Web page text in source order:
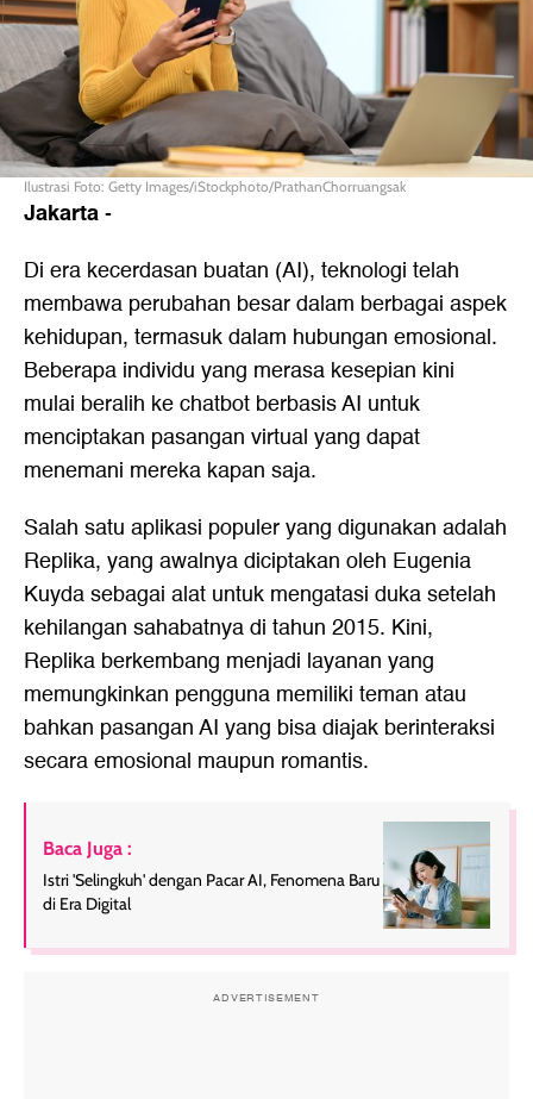
Ilustrasi Foto: Getty Images/iStockphoto/PrathanChorruangsak
Jakarta-
Di era kecerdasan buatan (AI), teknologi telah
membawa perubahan besar dalam berbagai aspek
kehidupan, termasuk dalam hubungan emosional.
Beberapa individu yang merasa kesepian kini
mulai beralih ke chatbot berbasis AI untuk
menciptakan pasangan virtual yang dapat
menemani mereka kapan saja.
Salah satu aplikasi populer yang digunakan adalah
Replika, yang awalnya diciptakan oleh Eugenia
Kuyda sebagai alat untuk mengatasi duka setelah
kehilangan sahabatnya di tahun 2015. Kini,
Replika berkembang menjadi layanan yang
memungkinkan pengguna memiliki teman atau
bahkan pasangan AI yang bisa diajak berinteraksi
secara emosional maupun romantis.
Baca Juga :
Istri 'Selingkuh' dengan Pacar AI, Fenomena Baru
di Era Digital
ADVERTISEMENT